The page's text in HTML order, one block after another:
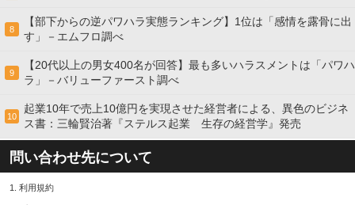
8
【部下からの逆パワハラ実態ランキング】1位は「感情を露骨に出
す」－エムフロ調べ
9
【20代以上の男女400名が回答】最も多いハラスメントは「パワハ
ラ」－バリューファースト調べ
10
起業10年で売上10億円を実現させた経営者による、異色のビジネ
ス書：三輪賢治著『ステルス起業 生存の経営学』発売
問い合わせ先について
1. 利用規約